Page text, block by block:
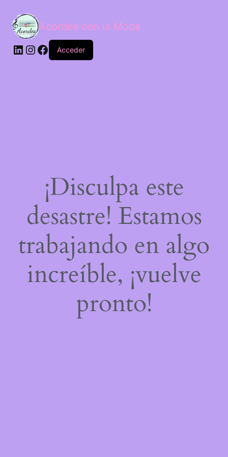
Acordes con la Moda
Acceder
¡Disculpa este
desastre! Estamos
trabajando en algo
increíble, ¡vuelve
pronto!